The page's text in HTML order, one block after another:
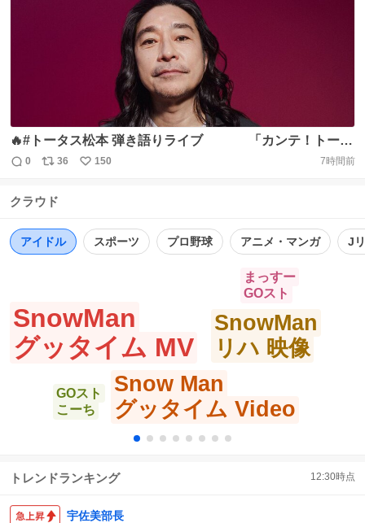
大ちゃんの皆様ご馳走様でした🙇‍♂️
https://t.co/fzAKv6WPBT
🔥#トータス松本 弾き語りライブ 「カンテ！トータ
ス！」開催🔥 ＼＼ \ \ / / ／／
/ \ \ ＼＼ 1972年にオープンし、大阪にチャイやスパ
「#カンテグランデ https://t.co/DB3tfPVfB0
返
数
0
リ
ス
数
36
い
150 7時間前
クラウド
アイドル スポーツ プロ野球 アニメ・マンガ J
SnowMan
グッタイム MV
Snow Man
グッタイム Video
SnowMan
リハ 映像
GOスト
こーち
まっすー
GOスト
トレンドランキング 12:30時点
宇佐美部長